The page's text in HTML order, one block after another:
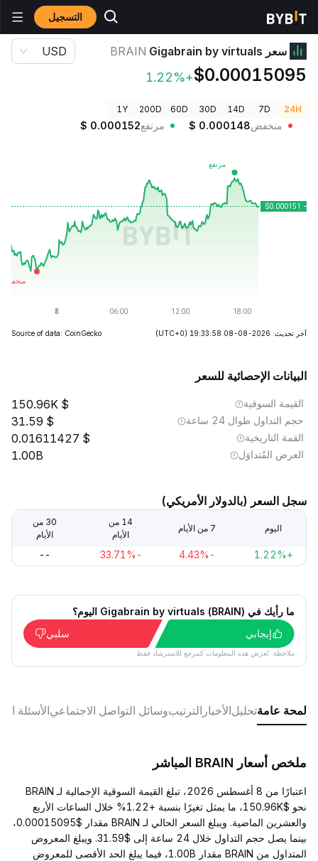
التسجيل أسعار العملات الرقمية
سعر Gigabrain by virtuals BRAIN
$0.00015095
+1.22%
USD
24H
7D
14D
30D
60D
200D
1Y
منخفض $ 0.000148 مرتفع $ 0.000152
آخر تحديث: 2026-08-08 19:33:58 (UTC+0)
Source of data: CoinGecko
البيانات الإحصائية للسعر
القيمة السوقية 150.96K
حجم التداول طوال 24 ساعة 31.59
القمة التاريخية 0.01611427
العرض المُتداوَل 1.00B
سجل السعر (بالدولار الأمريكي)
اليوم 7 من الأيام
14 من
الأيام
30 من
الأيام
+1.22%
-4.43%
-33.71%
--
ما رأيك في Gigabrain by virtuals (BRAIN) اليوم؟
إيجابي
سلبي
ملاحظة: تُعرَض هذه المعلومات كمرجع للاسترشاد فقط.
لمحة عامةتحليلالأخبار الترتيبوسائل التواصل الاجتماعيالأسئلة
ملخص أسعار BRAIN المباشر
اعتبارًا من 8 أغسطس 2026، تبلغ القيمة السوقية الإجمالية لـ BRAIN
نحو $150.96K، ما يمثل تغيرًا بنسبة +1.22% خلال الساعات الأربع
والعشرين الماضية. ويبلغ السعر الحالي لـ BRAIN مقدار $0.00015095،
بينما يصل حجم التداول خلال 24 ساعة إلى $31.59. ويبلغ المعروض
المتداول من BRAIN مقدار 1.00B، فيما يبلغ الحد الأقصى للمعروض